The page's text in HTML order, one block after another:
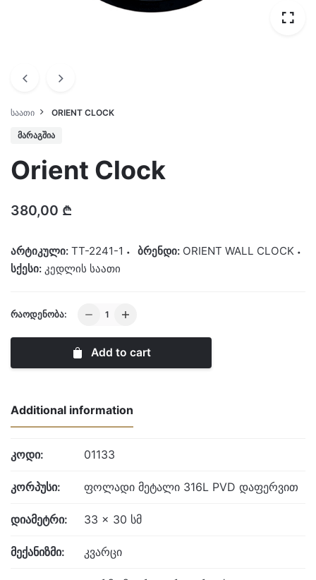
ᲡᲐᲐᲗᲘ ORIENT CLOCK
ᲛᲐᲠᲐᲒᲨᲘᲐ
Orient Clock
380,00 ₾
არტიკული: TT-2241-1 ბრენდი: ORIENT WALL CLOCK
სქესი: კედლის საათი
ᲠᲐᲝᲓᲔᲜᲝᲑᲐ:
Orient
quantity
Add to cart
Additional information
კოდი: 01133
კორპუსი: ფოლადი მეტალი 316L PVD დაფერვით
დიამეტრი: 33 x 30 სმ
მექანიზმი: კვარცი